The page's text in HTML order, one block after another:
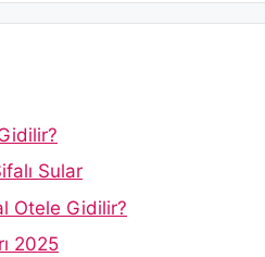
Sular
Otele Gidilir?
2025